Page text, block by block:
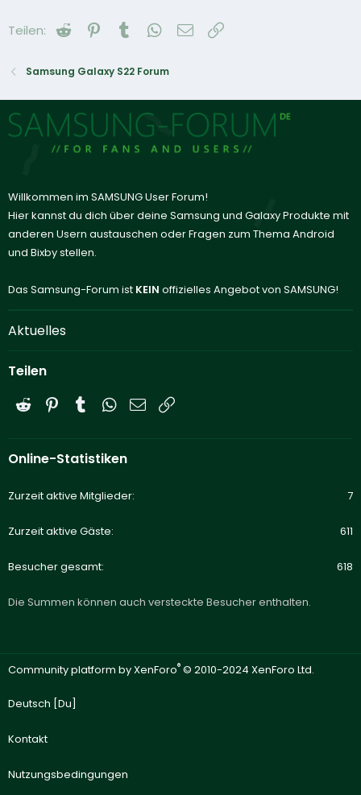
Teilen: Reddit Pinterest
Tumblr WhatsApp
E-Mail
Samsung Galaxy S22 Forum
Willkommen im SAMSUNG User Forum!
Hier kannst du dich über deine Samsung und Galaxy Produkte mit
anderen Usern austauschen oder Fragen zum Thema Android
und Bixby stellen.
Das Samsung-Forum ist KEIN offizielles Angebot von SAMSUNG!
Aktuelles
Teilen
Reddit PinterestTumblrWhatsApp
E-Mail
Online-Statistiken
Zurzeit aktive Mitglieder 7
Zurzeit aktive Gäste 611
Besucher gesamt 618
Die Summen können auch versteckte Besucher enthalten.
Community platform by XenForo® © 2010-2024 XenForo Ltd.
Deutsch [Du]
Kontakt
Nutzungsbedingungen